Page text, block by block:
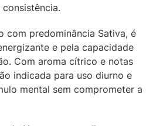
com predominância Sativa, é
e pela capacidade
Com aroma cítrico e notas
indicada para uso diurno e
mental sem comprometer a